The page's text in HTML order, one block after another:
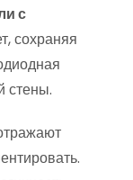
с
сохраняя
стены.